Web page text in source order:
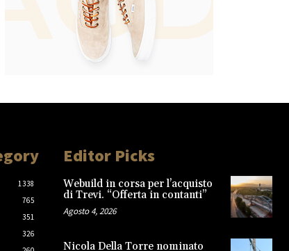
1338
765
351
326
Editor Picks
Webuild in corsa per l’acquisto
di Trevi. “Offerta in contanti”
Agosto 4, 2026
Nicola Della Torre nominato